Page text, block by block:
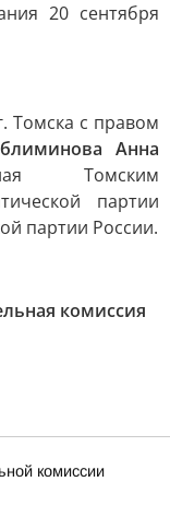
20 сентября
Томска с правом
Анна
Томским
партии
партии России.
комиссия
комиссии